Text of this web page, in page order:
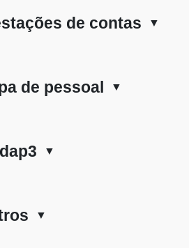
de contas ▼
de pessoal ▼
▼
▼